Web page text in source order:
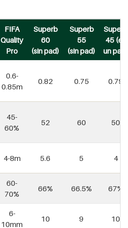
FIFA
Quality
Pro
Superb
60
(sin pad)
Superb
55
(sin pad)
Superb
45 (en
un pad)
0.6-
0.85m
0.82 0.75 0.79
45-
60%
52 60 50
4-8m 5.6 5 4
60-
70%
66% 66.5% 67%
6-
10mm
10 9 10